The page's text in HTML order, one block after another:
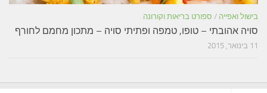
בישול ואפייה / ספורט בריאות וקורונה
סויה אהובתי – טופו, טמפה ופתיתי סויה – מתכון מחמם לחורף
11 בינואר, 2015